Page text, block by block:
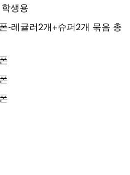
생용
-레귤러2개+슈퍼2개 묶음 총